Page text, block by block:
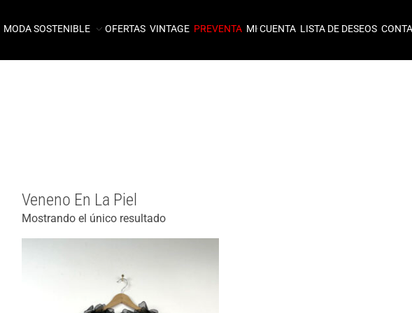
MODA SOSTENIBLE OFERTAS VINTAGE PREVENTA MI CUENTA LISTA DE DESEOS
Veneno En La Piel
Mostrando el único resultado